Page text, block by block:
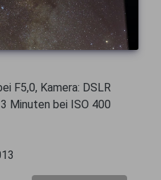
F5,0, Kamera: DSLR
Minuten bei ISO 400